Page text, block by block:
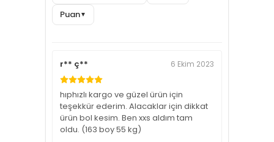
Puan▼
r** ç** 6 Ekim 2023
hıphızlı kargo ve güzel ürün için
teşekkür ederim. Alacaklar için dikkat
ürün bol kesim. Ben xxs aldım tam
oldu. (163 boy 55 kg)